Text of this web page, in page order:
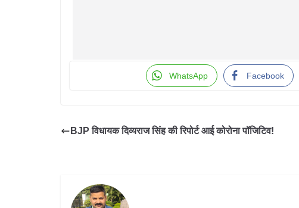
WhatsApp Facebook
BJP विधायक दिव्यराज सिंह की रिपोर्ट आई कोरोना पॉजिटिव!